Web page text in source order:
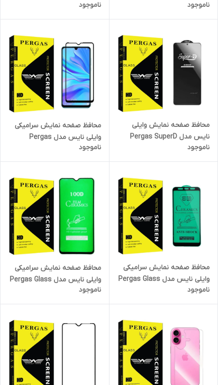
مناسب برای گوشی موبایل اپل
iPhone 11 Pro
ناموجود
موبایل سامسونگ Galaxy A72
ناموجود
محافظ صفحه نمایش وایلی
نایس مدل Pergas SuperD
مناسب برای گوشی موبایل
شیائومی Poco F4
ناموجود
محافظ صفحه نمایش سرامیکی
وایلی نایس مدل Pergas
مناسب برای گوشی موبایل
هوآوی P30 lite
ناموجود
محافظ صفحه نمایش سرامیکی
وایلی نایس مدل Pergas Glass
مناسب برای گوشی موبایل
سامسونگ Galaxy A7 2018 /
ناموجود
محافظ صفحه نمایش سرامیکی
وایلی نایس مدل Pergas Glass
مناسب برای گوشی موبایل
سامسونگ Galaxy A30/ A30s /
ناموجود